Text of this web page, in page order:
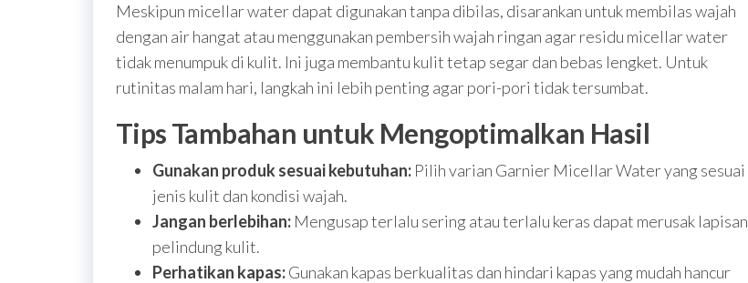
Meskipun micellar water dapat digunakan tanpa dibilas, disarankan untuk membilas wajah
dengan air hangat atau menggunakan pembersih wajah ringan agar residu micellar water
tidak menumpuk di kulit. Ini juga membantu kulit tetap segar dan bebas lengket. Untuk
rutinitas malam hari, langkah ini lebih penting agar pori-pori tidak tersumbat.
Tips Tambahan untuk Mengoptimalkan Hasil
Gunakan produk sesuai kebutuhan: Pilih varian Garnier Micellar Water yang sesuai
jenis kulit dan kondisi wajah.
Jangan berlebihan: Mengusap terlalu sering atau terlalu keras dapat merusak lapisan
pelindung kulit.
Perhatikan kapas:Gunakan kapas berkualitas dan hindari kapas yang mudah hancur